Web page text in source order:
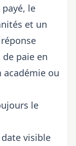
le
et un
de paie en
ou
le
visible